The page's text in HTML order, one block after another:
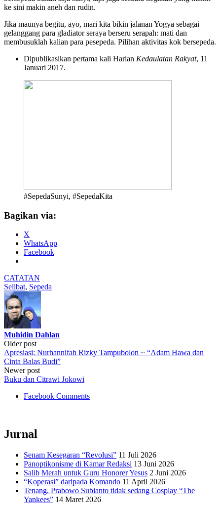
ke sini makin aneh dan rudin.
Jika maunya begitu, ayo, mari kita bikin jalanan Yogya sebagai
gelanggang para gladiator seraya berseru serapah: mati dan
membusuklah kalian para pesepeda. Pilihan aktivitas kok bersepeda.
Dipublikasikan pertama kali Harian Kedaulatan Rakyat, 11
Januari 2017.
#SepedaSunyi, #SepedaKita
Bagikan via:
X
WhatsApp
Facebook
CATATAN
Selibat, Sepeda
Muhidin Dahlan
Post
navigation
Older post
Apresiasi: Nurhannifah Rizky Tampubolon ~ “Adam Hawa dan
Cinta Balas Budi”
Newer post
Buku dan Citrawi Jokowi
Facebook Comments
Jurnal
Senam Kesegaran “Revolusi” 11 Juli 2026
Panoptikonisme di Kamar Redaksi 13 Juni 2026
Salib Merah untuk Guru Honorer Yesus 2 Juni 2026
“Koperasi” daripada Komando 11 April 2026
Tenang, Prabowo Subianto tidak sedang Cosplay “The
Yankees” 14 Maret 2026